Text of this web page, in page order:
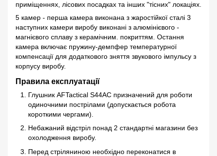
приміщеннях, лісових посадках та інших "тісних" локаціях.
5 камер - перша камера виконана з жаростійкої сталі 3
наступних камери виробу виконані з алюмінієвого -
магнієвого сплаву з керамічним. покриттям. Остання
камера включає пружину-демпфер температурної
компенсації для додаткового зняття звукового імпульсу з
корпусу виробу.
Правила експлуатації
Глушник AFTactical S44AC призначений для роботи
одиночними пострілами (допускається робота
короткими чергами).
Небажаний відстріл понад 2 стандартні магазини без
охолодження виробу.
Перед стріляниною необхідно переконатися в